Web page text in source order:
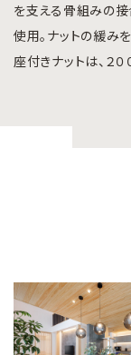
を支える骨組みの接
使用。ナットの緩み
座付きナットは、２